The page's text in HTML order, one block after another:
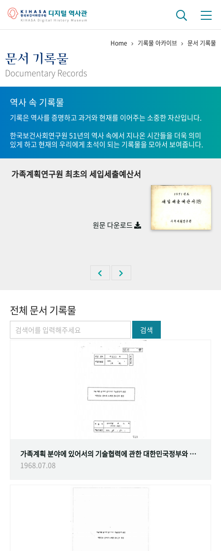
걸어온 길 기관 변천사
연구 역사
정책과 연구 키워드로 보는 연구 역사
연구자들
기록물 아카이브
사진 아카이브 문서 기록물 행정박물
숫자로 보는 50년 50+1주년 광장
Home 기록물 아카이브 문서 기록물
문서 기록물
Documentary Records
역사 속 기록물
기록은 역사를 증명하고 과거와 현재를 이어주는 소중한 자산입니다.
한국보건사회연구원 51년의 역사 속에서 지나온 시간들을 더욱 의미
있게 하고 현재의 우리에게 초석이 되는 기록물을 모아서 보여줍니다.
가족계획연구원 최초의 세입세출예산서
원문 다운로드
전체 문서 기록물
검색
가족계획 분야에 있어서의 기술협력에 관한 대한민국정부와 스웨덴 정부간의 협정
1968.07.08